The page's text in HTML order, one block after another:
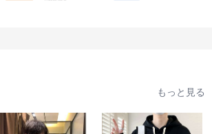
もっと見る